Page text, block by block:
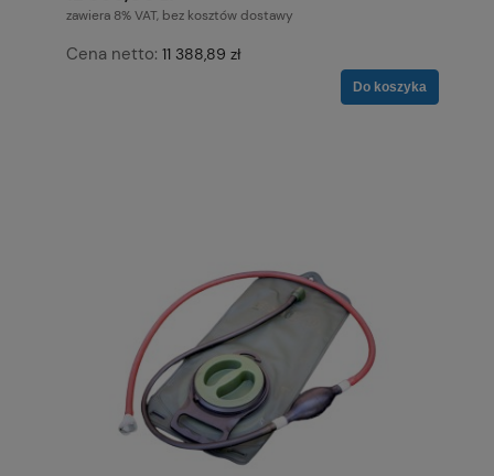
zawiera 8% VAT, bez kosztów dostawy
Cena netto: 11 388,89 zł
Do koszyka